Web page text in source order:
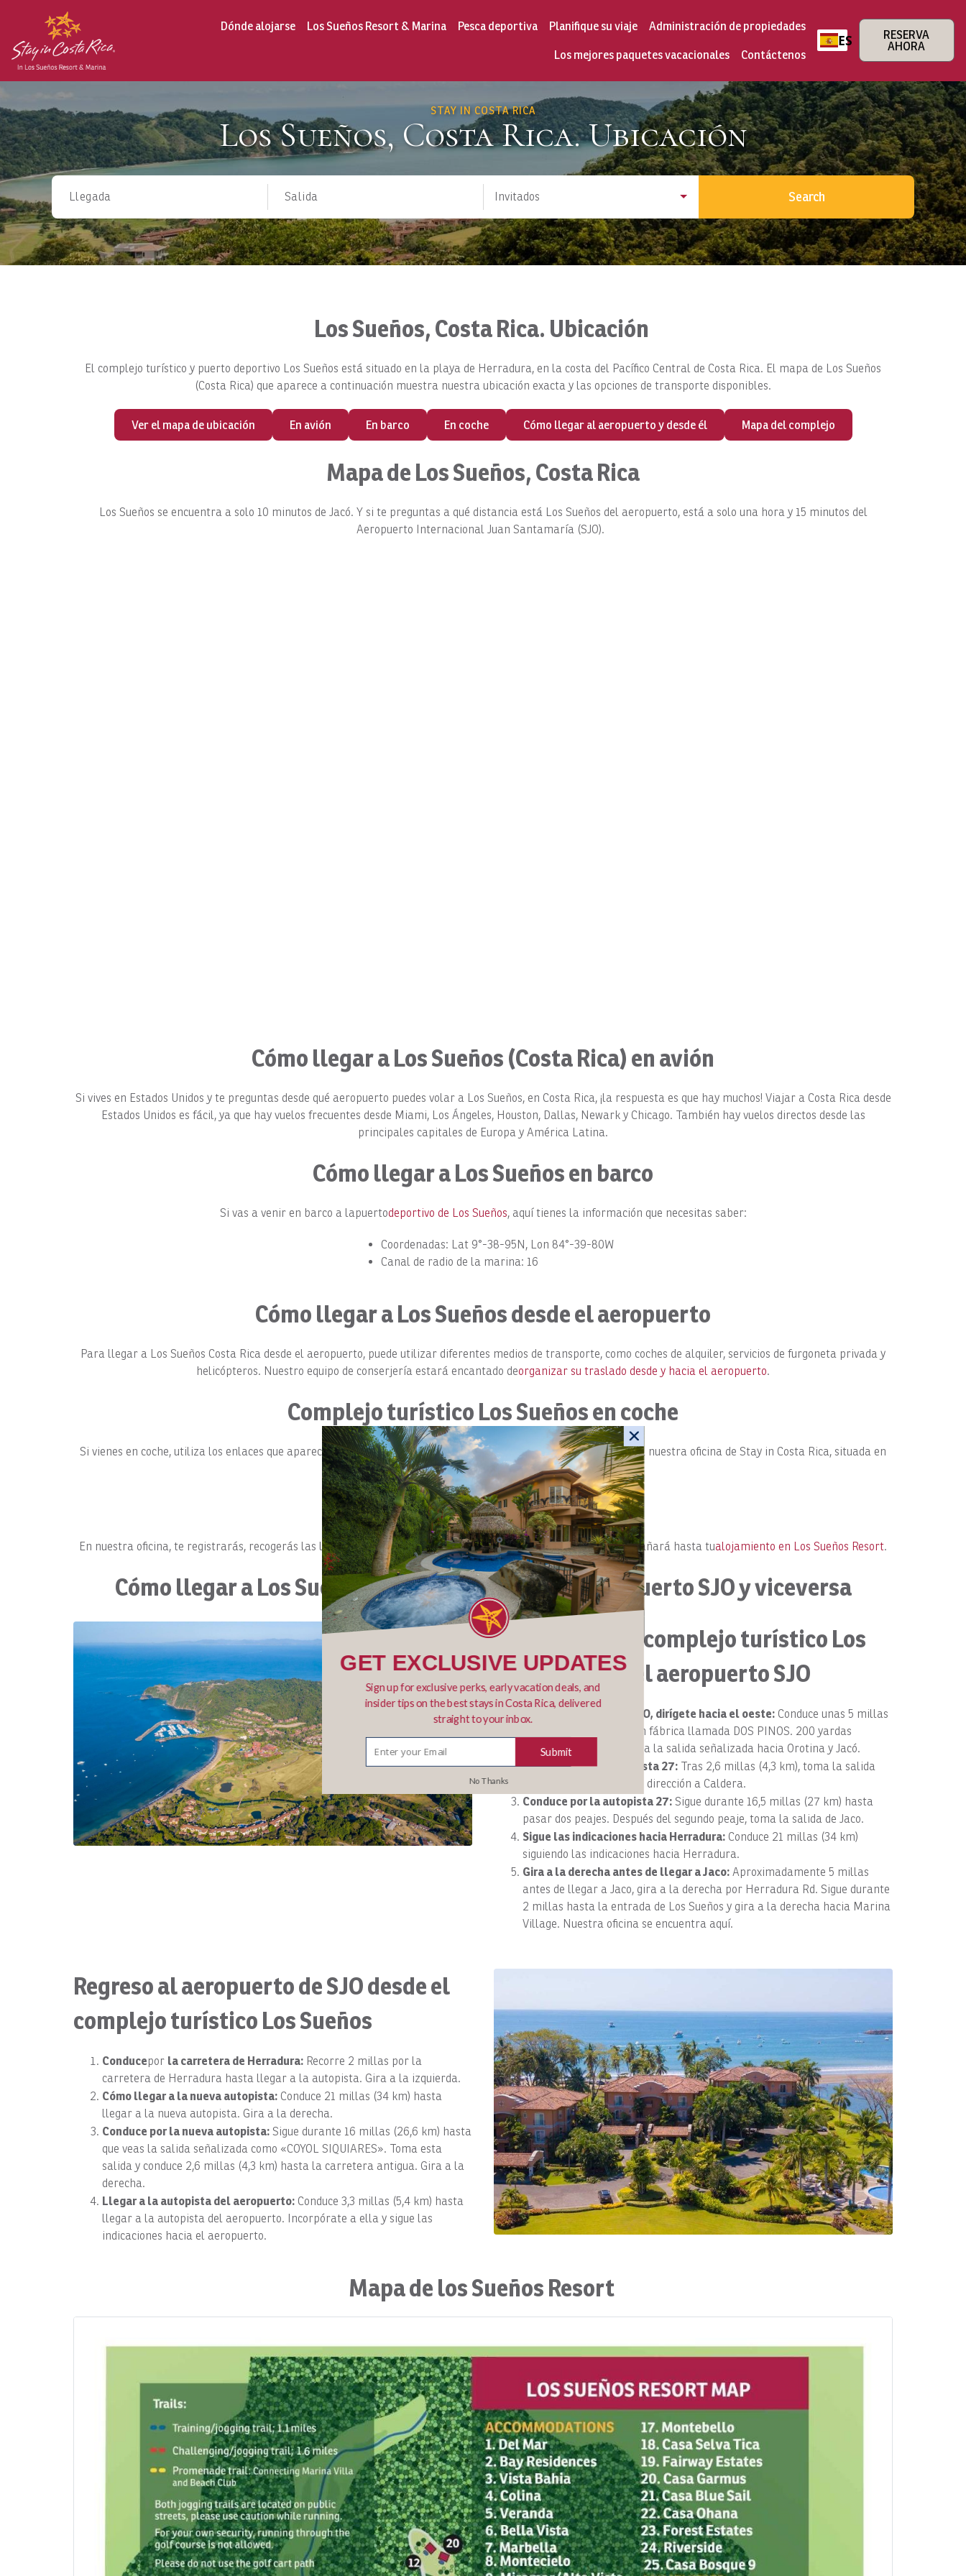
ES
RESERVA
AHORA
Dónde alojarse Los Sueños Resort & Marina Pesca deportiva Planifique su viaje
Administración de propiedades
Los mejores paquetes vacacionales
Contáctenos
STAY IN COSTA RICA
Los Sueños, Costa Rica. Ubicación
Llegada Salida Invitados Search
Los Sueños, Costa Rica. Ubicación
El complejo turístico y puerto deportivo Los Sueños está situado en la playa de Herradura, en la costa del Pacífico Central de Costa Rica. El mapa de Los Sueños
(Costa Rica) que aparece a continuación muestra nuestra ubicación exacta y las opciones de transporte disponibles.
Ver el mapa de ubicación En avión En barco En coche Cómo llegar al aeropuerto y desde él Mapa del complejo
Mapa de Los Sueños, Costa Rica
Los Sueños se encuentra a solo 10 minutos de Jacó. Y si te preguntas a qué distancia está Los Sueños del aeropuerto, está a solo una hora y 15 minutos del
Aeropuerto Internacional Juan Santamaría (SJO).
Cómo llegar a Los Sueños (Costa Rica) en avión
Si vives en Estados Unidos y te preguntas desde qué aeropuerto puedes volar a Los Sueños, en Costa Rica, ¡la respuesta es que hay muchos! Viajar a Costa Rica desde
Estados Unidos es fácil, ya que hay vuelos frecuentes desde Miami, Los Ángeles, Houston, Dallas, Newark y Chicago. También hay vuelos directos desde las
principales capitales de Europa y América Latina.
Cómo llegar a Los Sueños en barco
Si vas a venir en barco a lapuertodeportivo de Los Sueños, aquí tienes la información que necesitas saber:
Coordenadas: Lat 9°-38-95N, Lon 84°-39-80W
Canal de radio de la marina: 16
Cómo llegar a Los Sueños desde el aeropuerto
Para llegar a Los Sueños Costa Rica desde el aeropuerto, puede utilizar diferentes medios de transporte, como coches de alquiler, servicios de furgoneta privada y
helicópteros. Nuestro equipo de conserjería estará encantado deorganizar su traslado desde y hacia el aeropuerto.
Complejo turístico Los Sueños en coche
Si vienes en coche, utiliza los enlaces que aparecen a continuación para obtener indicaciones sobre cómo llegar a nuestra oficina de Stay in Costa Rica, situada en
Los Sueños Marina Village:
Google Maps
Waze
En nuestra oficina, te registrarás, recogerás las llaves y el pase para el club de playa, y nuestro equipo te acompañará hasta tualojamiento en Los Sueños Resort.
Cómo llegar a Los Sueños (Costa Rica) desde el aeropuerto SJO y viceversa
Cómo llegar al complejo turístico Los
Sueños desde el aeropuerto SJO
Desde el aeropuerto SJO, dirígete hacia el oeste: Conduce unas 5 millas
(8,2 km). Busca una gran fábrica llamada DOS PINOS. 200 yardas
después de pasarla, toma la salida señalizada hacia Orotina y Jacó.
Incorpórate a la autopista 27: Tras 2,6 millas (4,3 km), toma la salida
hacia la autopista 27 en dirección a Caldera.
Conduce por la autopista 27: Sigue durante 16,5 millas (27 km) hasta
pasar dos peajes. Después del segundo peaje, toma la salida de Jaco.
Sigue las indicaciones hacia Herradura: Conduce 21 millas (34 km)
siguiendo las indicaciones hacia Herradura.
Gira a la derecha antes de llegar a Jaco: Aproximadamente 5 millas
antes de llegar a Jaco, gira a la derecha por Herradura Rd. Sigue durante
2 millas hasta la entrada de Los Sueños y gira a la derecha hacia Marina
Village. Nuestra oficina se encuentra aquí.
Regreso al aeropuerto de SJO desde el
complejo turístico Los Sueños
Conducepor la carretera de Herradura: Recorre 2 millas por la
carretera de Herradura hasta llegar a la autopista. Gira a la izquierda.
Cómo llegar a la nueva autopista: Conduce 21 millas (34 km) hasta
llegar a la nueva autopista. Gira a la derecha.
Conduce por la nueva autopista: Sigue durante 16 millas (26,6 km) hasta
que veas la salida señalizada como «COYOL SIQUIARES». Toma esta
salida y conduce 2,6 millas (4,3 km) hasta la carretera antigua. Gira a la
derecha.
Llegar a la autopista del aeropuerto: Conduce 3,3 millas (5,4 km) hasta
llegar a la autopista del aeropuerto. Incorpórate a ella y sigue las
indicaciones hacia el aeropuerto.
Mapa de los Sueños Resort
Sign up for exclusive perks, early vacation deals, and
insider tips on the best stays in Costa Rica, delivered
straight to your inbox.
No Thanks
Submit
GET EXCLUSIVE UPDATES